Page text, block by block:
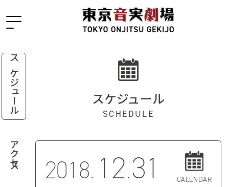
スケジュール
アクセス
スケジュール
SCHEDULE
2018. 12.31 CALENDAR